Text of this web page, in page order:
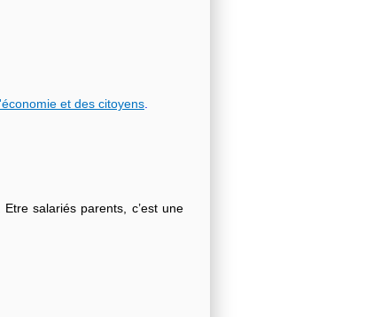
et des citoyens.
salariés parents, c’est une